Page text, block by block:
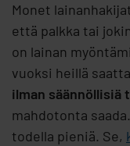
Monet
että palkka tai
on lainan
vuoksi heillä
ilman säännöllisiä
mahdotonta
todella pieniä. Se,